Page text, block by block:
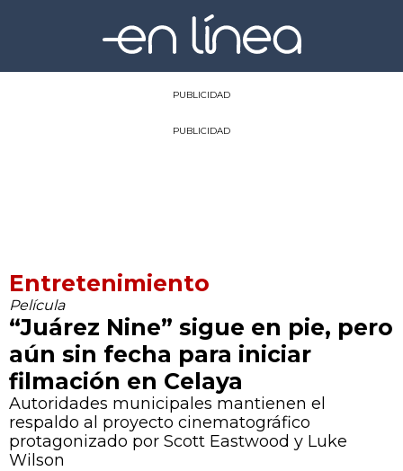
PUBLICIDAD
PUBLICIDAD
Entretenimiento
Película
“Juárez Nine” sigue en pie, pero
aún sin fecha para iniciar
filmación en Celaya
Autoridades municipales mantienen el
respaldo al proyecto cinematográfico
protagonizado por Scott Eastwood y Luke
Wilson